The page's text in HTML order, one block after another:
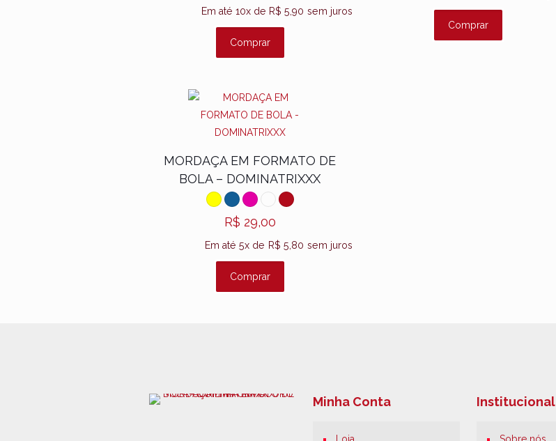
comentar.
Em até 10x de R$ 5,90 sem juros
Comprar
Comprar
MORDAÇA EM FORMATO DE
BOLA – DOMINATRIXXX
R$ 29,00
Em até 5x de R$ 5,80 sem juros
Comprar
Minha Conta Institucional